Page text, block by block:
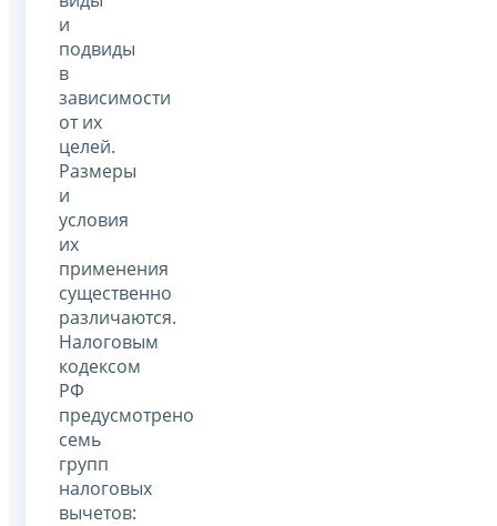
и
подвиды
в
зависимости
от их
целей.
Размеры
и
условия
их
применения
существенно
различаются.
Налоговым
кодексом
РФ
предусмотрено
семь
групп
налоговых
вычетов: